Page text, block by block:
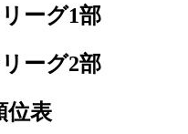
ーグ1部
ーグ2部
位表